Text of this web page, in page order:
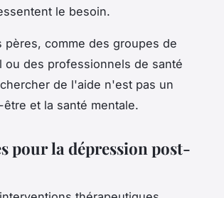
le besoin.
comme des groupes de
des professionnels de santé
de l'aide n'est pas un
et la santé mentale.
pour la dépression post-